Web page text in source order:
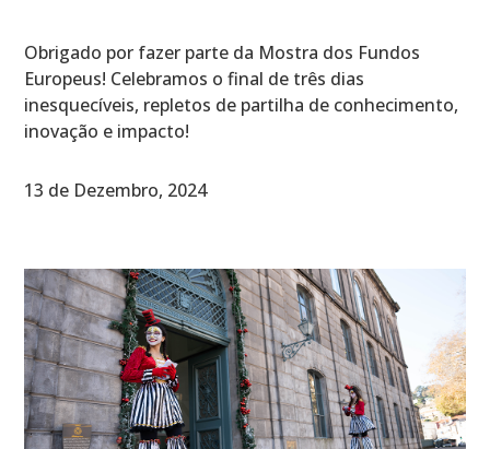
Obrigado por fazer parte da Mostra dos Fundos
Europeus! Celebramos o final de três dias
inesquecíveis, repletos de partilha de conhecimento,
inovação e impacto!
13 de Dezembro, 2024